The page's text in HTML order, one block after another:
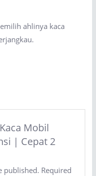
ahlinya kaca
Mobil
| Cepat 2
published. Required